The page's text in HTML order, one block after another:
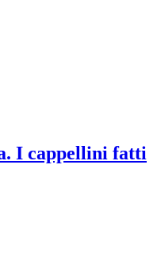
I cappellini fatti